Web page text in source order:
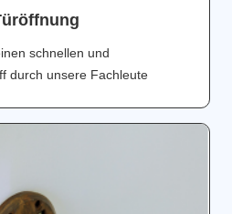
schnellen und
durch unsere Fachleute